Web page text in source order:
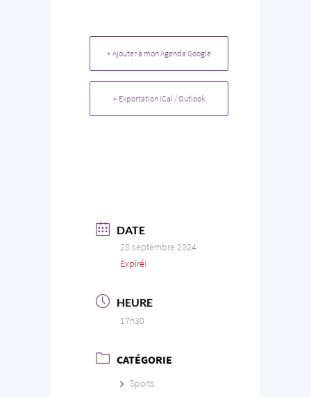
+ Ajouter à mon Agenda Google
+ Exportation iCal / Outlook
DATE
28 septembre 2024
Expiré!
HEURE
17h30
CATÉGORIE
Sports